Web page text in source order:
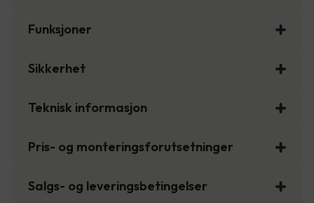
Funksjoner
Sikkerhet
Teknisk informasjon
Pris- og monteringsforutsetninger
Salgs- og leveringsbetingelser